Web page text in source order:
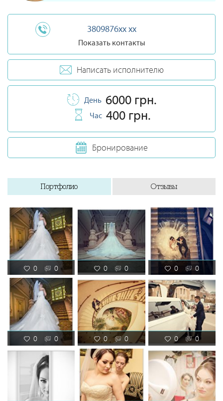
3809876xx xx
Показать контакты
Написать исполнителю
День 6000 грн.
Час 400 грн.
Бронирование
Портфолио Отзывы
0 0 0 0 0 0
0 0 0 0 0 0